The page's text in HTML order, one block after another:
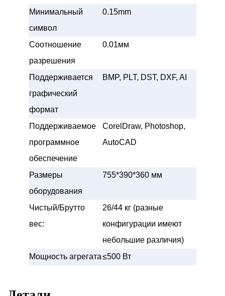
Минимальный
символ
0.15mm
Соотношение
разрешения
0.01мм
Поддерживается
графический
формат
BMP, PLT, DST, DXF, AI
Поддерживаемое
программное
обеспечение
CorelDraw, Photoshop,
AutoCAD
Размеры
оборудования
755*390*360 мм
Чистый/Брутто
вес:
26/44 кг (разные
конфигурации имеют
небольшие различия)
Мощность агрегата≤500 Вт